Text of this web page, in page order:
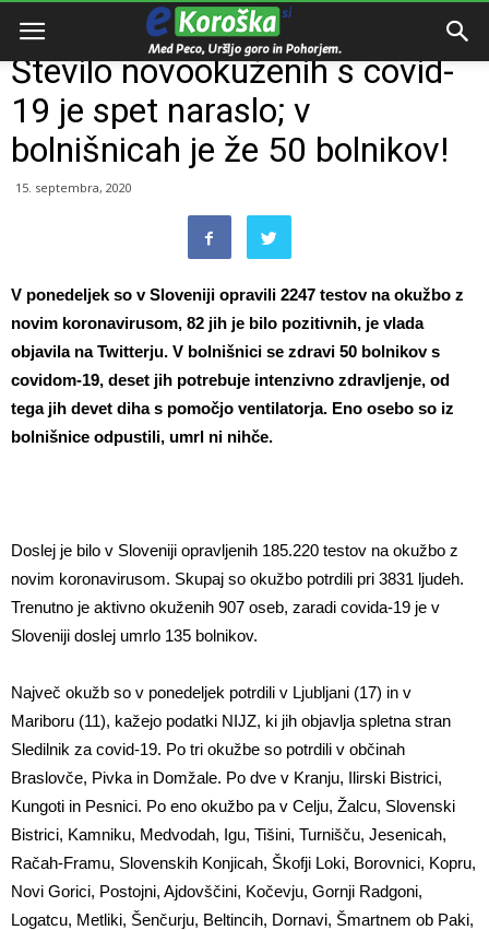
Domov
Število novookuženih s covid-
19 je spet naraslo; v
bolnišnicah je že 50 bolnikov!
15. septembra, 2020
V ponedeljek so v Sloveniji opravili 2247 testov na okužbo z
novim koronavirusom, 82 jih je bilo pozitivnih, je vlada
objavila na Twitterju. V bolnišnici se zdravi 50 bolnikov s
covidom-19, deset jih potrebuje intenzivno zdravljenje, od
tega jih devet diha s pomočjo ventilatorja. Eno osebo so iz
bolnišnice odpustili, umrl ni nihče.
Doslej je bilo v Sloveniji opravljenih 185.220 testov na okužbo z
novim koronavirusom. Skupaj so okužbo potrdili pri 3831 ljudeh.
Trenutno je aktivno okuženih 907 oseb, zaradi covida-19 je v
Sloveniji doslej umrlo 135 bolnikov.
Največ okužb so v ponedeljek potrdili v Ljubljani (17) in v
Mariboru (11), kažejo podatki NIJZ, ki jih objavlja spletna stran
Sledilnik za covid-19. Po tri okužbe so potrdili v občinah
Braslovče, Pivka in Domžale. Po dve v Kranju, Ilirski Bistrici,
Kungoti in Pesnici. Po eno okužbo pa v Celju, Žalcu, Slovenski
Bistrici, Kamniku, Medvodah, Igu, Tišini, Turnišču, Jesenicah,
Račah-Framu, Slovenskih Konjicah, Škofji Loki, Borovnici, Kopru,
Novi Gorici, Postojni, Ajdovščini, Kočevju, Gornji Radgoni,
Logatcu, Metliki, Šenčurju, Beltincih, Dornavi, Šmartnem ob Paki,